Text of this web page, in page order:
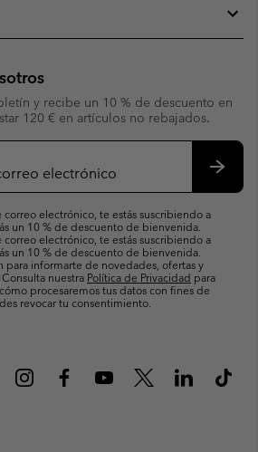
y recibe un 10 % de descuento en
120 € en artículos no rebajados.
electrónico, te estás suscribiendo a
un 10 % de descuento de bienvenida.
electrónico, te estás suscribiendo a
un 10 % de descuento de bienvenida.
para informarte de novedades, ofertas y
nuestra Política de Privacidad para
procesaremos tus datos con fines de
revocar tu consentimiento.